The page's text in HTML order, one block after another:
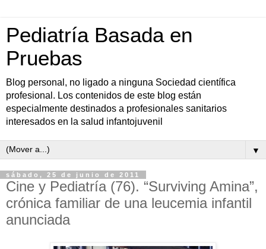
Pediatría Basada en
Pruebas
Blog personal, no ligado a ninguna Sociedad científica
profesional. Los contenidos de este blog están
especialmente destinados a profesionales sanitarios
interesados en la salud infantojuvenil
▼
sábado, 25 de junio de 2011
Cine y Pediatría (76). “Surviving Amina”,
crónica familiar de una leucemia infantil
anunciada